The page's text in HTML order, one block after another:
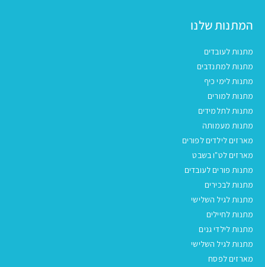
המתנות שלנו
מתנות לעובדים
מתנות למתנדבים
מתנות לימי כיף
מתנות למורים
מתנות לתלמידים
מתנות מעמותה
מארזים לילדים לפורים
מארזים לט"ו בשבט
מתנות פורים לעובדים
מתנות לבכירים
מתנות לגיל השלישי
מתנות לחיילים
מתנות לילדי גנים
מתנות לגיל השלישי
מארזים לפסח